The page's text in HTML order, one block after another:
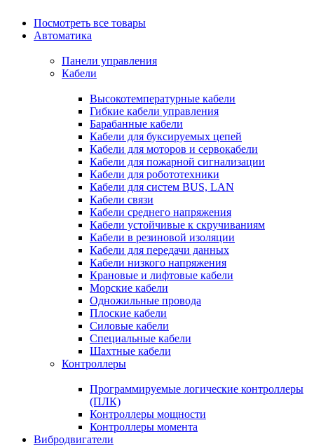
Посмотреть все товары
Автоматика
Панели управления
Кабели
Высокотемпературные кабели
Гибкие кабели управления
Барабанные кабели
Кабели для буксируемых цепей
Кабели для моторов и сервокабели
Кабели для пожарной сигнализации
Кабели для робототехники
Кабели для систем BUS, LAN
Кабели связи
Кабели среднего напряжения
Кабели устойчивые к скручиваниям
Кабели в резиновой изоляции
Кабели для передачи данных
Кабели низкого напряжения
Крановые и лифтовые кабели
Морские кабели
Одножильные провода
Плоские кабели
Силовые кабели
Специальные кабели
Шахтные кабели
Контроллеры
Программируемые логические контроллеры
(ПЛК)
Контроллеры мощности
Контроллеры момента
Вибродвигатели